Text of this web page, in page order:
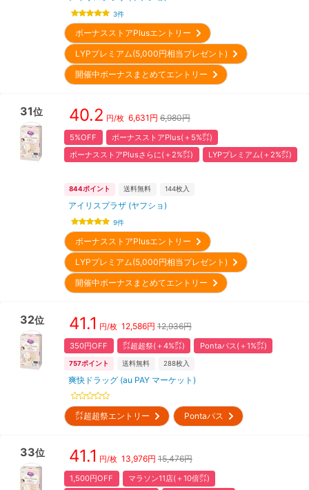
3件
ボーナスストアPlusエントリー
LYPプレミアム(5,000円相当プレゼント)
開催中ボーナスまとめてエントリー
31位 40.2 円/枚 6,631 円 6,980円
5%OFF
ボーナスストアPlus(＋5%㌽)
ボーナスストアPlusさらに(＋2%㌽)
LYPプレミアム(＋2%㌽)
844ポイント 送料無料 144枚入
アイリスプラザ (ヤフショ)
9件
ボーナスストアPlusエントリー
LYPプレミアム(5,000円相当プレゼント)
開催中ボーナスまとめてエントリー
32位 41.1 円/枚 12,586円 12,936円
350円OFF ㌽超超祭(＋4%㌽) Pontaパス(＋1%㌽)
757ポイント 送料無料 288枚入
爽快ドラッグ (au PAY マーケット)
㌽超超祭エントリー Pontaパス
33位 41.1 円/枚 13,976円 15,476円
1,500円OFF
マラソン11店(＋10倍㌽)